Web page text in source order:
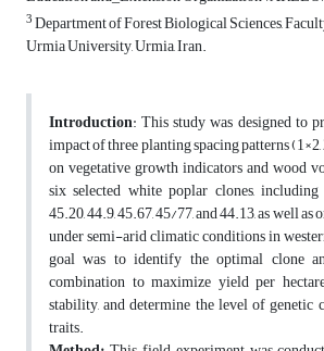
3Department of Forest Biological Sciences,
Urmia University, Urmia, Iran.
Introduction: This study was designed to
impact of three planting spacing patterns
on vegetative growth indicators and wood
six selected white poplar clones,
45.20, 44.9, 45.67, 45/77, and 44.13, as well as
under semi-arid climatic conditions in
goal was to identify the optimal clone
combination to maximize yield per
stability, and determine the level of
traits.